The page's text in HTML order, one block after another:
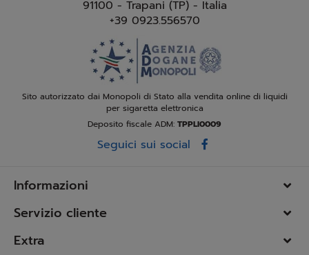
91100 - Trapani (TP) - Italia
+39 0923.556570
Sito autorizzato dai Monopoli di Stato alla vendita online di liquidi
per sigaretta elettronica
Deposito fiscale ADM: TPPLI0009
Seguici sui social
Informazioni
Servizio cliente
Extra